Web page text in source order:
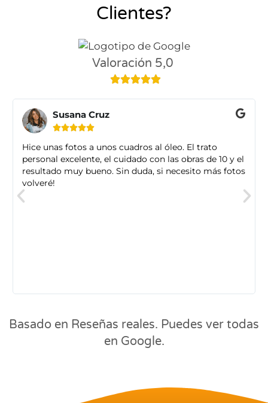
Clientes?
Valoración 5,0

Susana Cruz

Hice unas fotos a unos cuadros al óleo. El trato
personal excelente, el cuidado con las obras de 10 y el
resultado muy bueno. Sin duda, si necesito más fotos
volveré!
Basado en Reseñas reales. Puedes ver todas
en Google.